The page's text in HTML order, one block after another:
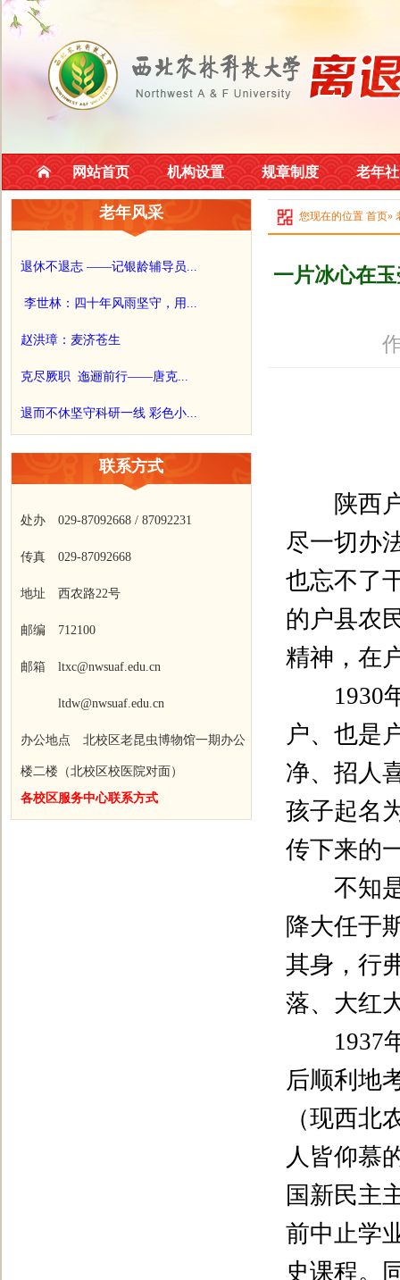
网站首页 机构设置 规章制度 老年
老年风采
退休不退志 ——记银龄辅导员...
李世林：四十年风雨坚守，用...
赵洪璋：麦济苍生
克尽厥职 迤逦前行——唐克...
退而不休坚守科研一线 彩色小...
联系方式
处办 029-87092668 / 87092231
传真 029-87092668
地址 西农路22号
邮编 712100
邮箱 ltxc@nwsuaf.edu.cn
ltdw@nwsuaf.edu.cn
办公地点 北校区老昆虫博物馆一期办公
楼二楼（北校区校医院对面）
各校区服务中心联系方式
您现在的位置 首页»
一片冰心在
陕西户
尽一切办
也忘不了
的户县农
精神，在
1930
户、也是
净、招人
孩子起名
传下来的
不知是
降大任于
其身，行
落、大红
1937
后顺利地
（现西
人皆仰慕
国新民主
前中止学
史课程。